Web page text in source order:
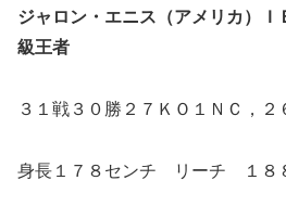
ジャロン・エニス（アメリカ）
級王者
３１戦３０勝２７ＫＯ１ＮＣ，
身長１７８センチ リーチ １８